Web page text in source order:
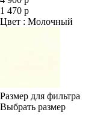
1 470 р
Цвет : Молочный
Размер для фильтра
Выбрать размер